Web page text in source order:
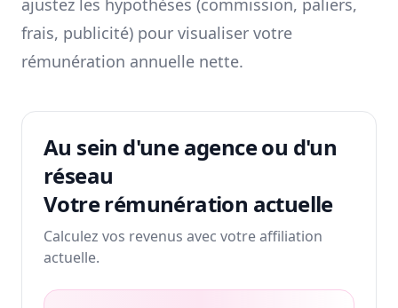
ajustez les hypothèses (commission, paliers,
frais, publicité) pour visualiser votre
rémunération annuelle nette.
Au sein d'une agence ou d'un
réseau
Votre rémunération actuelle
Calculez vos revenus avec votre affiliation
actuelle.